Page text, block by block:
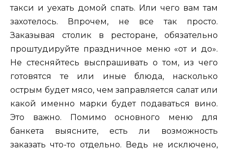
такси и уехать домой спать. Или чего вам там
захотелось. Впрочем, не все так просто.
Заказывая столик в ресторане, обязательно
проштудируйте праздничное меню «от и до».
Не стесняйтесь выспрашивать о том, из чего
готовятся те или иные блюда, насколько
острым будет мясо, чем заправляется салат или
какой именно марки будет подаваться вино.
Это важно. Помимо основного меню для
банкета выясните, есть ли возможность
заказать что-то отдельно. Ведь не исключено,